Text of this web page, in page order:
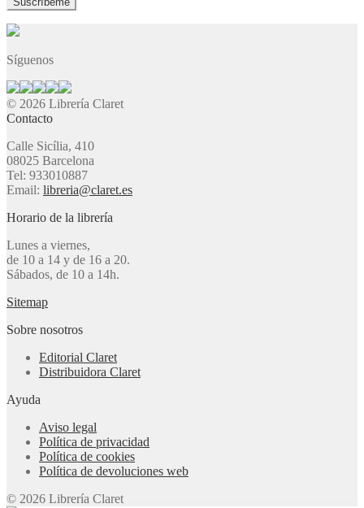
Síguenos
© 2026 Librería Claret
Contacto
Calle Sicília, 410
08025 Barcelona
Tel: 933010887
Email: libreria@claret.es
Horario de la librería
Lunes a viernes,
de 10 a 14 y de 16 a 20.
Sábados, de 10 a 14h.
Sitemap
Sobre nosotros
Editorial Claret
Distribuidora Claret
Ayuda
Aviso legal
Política de privacidad
Política de cookies
Política de devoluciones web
© 2026 Librería Claret